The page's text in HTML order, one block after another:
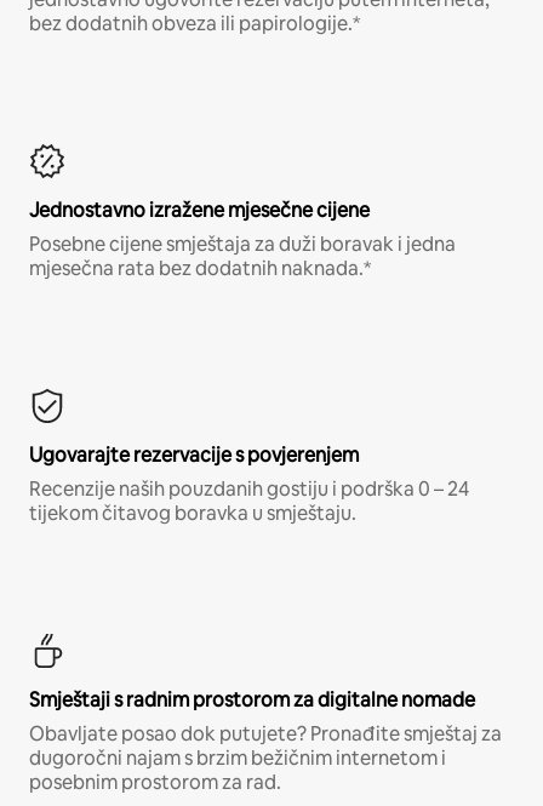
bez dodatnih obveza ili papirologije.*
Jednostavno izražene mjesečne cijene
Posebne cijene smještaja za duži boravak i jedna
mjesečna rata bez dodatnih naknada.*
Ugovarajte rezervacije s povjerenjem
Recenzije naših pouzdanih gostiju i podrška 0 – 24
tijekom čitavog boravka u smještaju.
Smještaji s radnim prostorom za digitalne nomade
Obavljate posao dok putujete? Pronađite smještaj za
dugoročni najam s brzim bežičnim internetom i
posebnim prostorom za rad.